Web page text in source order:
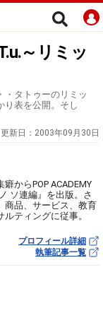
～リミッ
・タトゥーのリミッ
り表を公開。そし
更新日： 2003年09月30日
からPOP ACADEMY
ソ連編』を出版。さ
商品、サービス、教育
ティングに従事。
プロフィール詳細
執筆記事一覧